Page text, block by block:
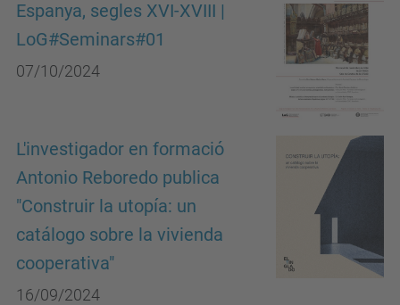
Espanya, segles XVI-XVIII |
LoG#Seminars#01
07/10/2024
L'investigador en formació
Antonio Reboredo publica
"Construir la utopía: un
catálogo sobre la vivienda
cooperativa"
16/09/2024